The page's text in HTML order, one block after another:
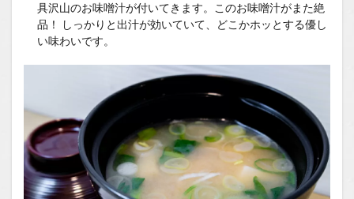
具沢山のお味噌汁が付いてきます。このお味噌汁がまた絶
品！ しっかりと出汁が効いていて、どこかホッとする優し
い味わいです。